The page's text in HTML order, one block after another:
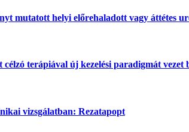
mutatott helyi előrehaladott vagy áttétes
terápiával új kezelési paradigmát vezet
vizsgálatban: Rezatapopt